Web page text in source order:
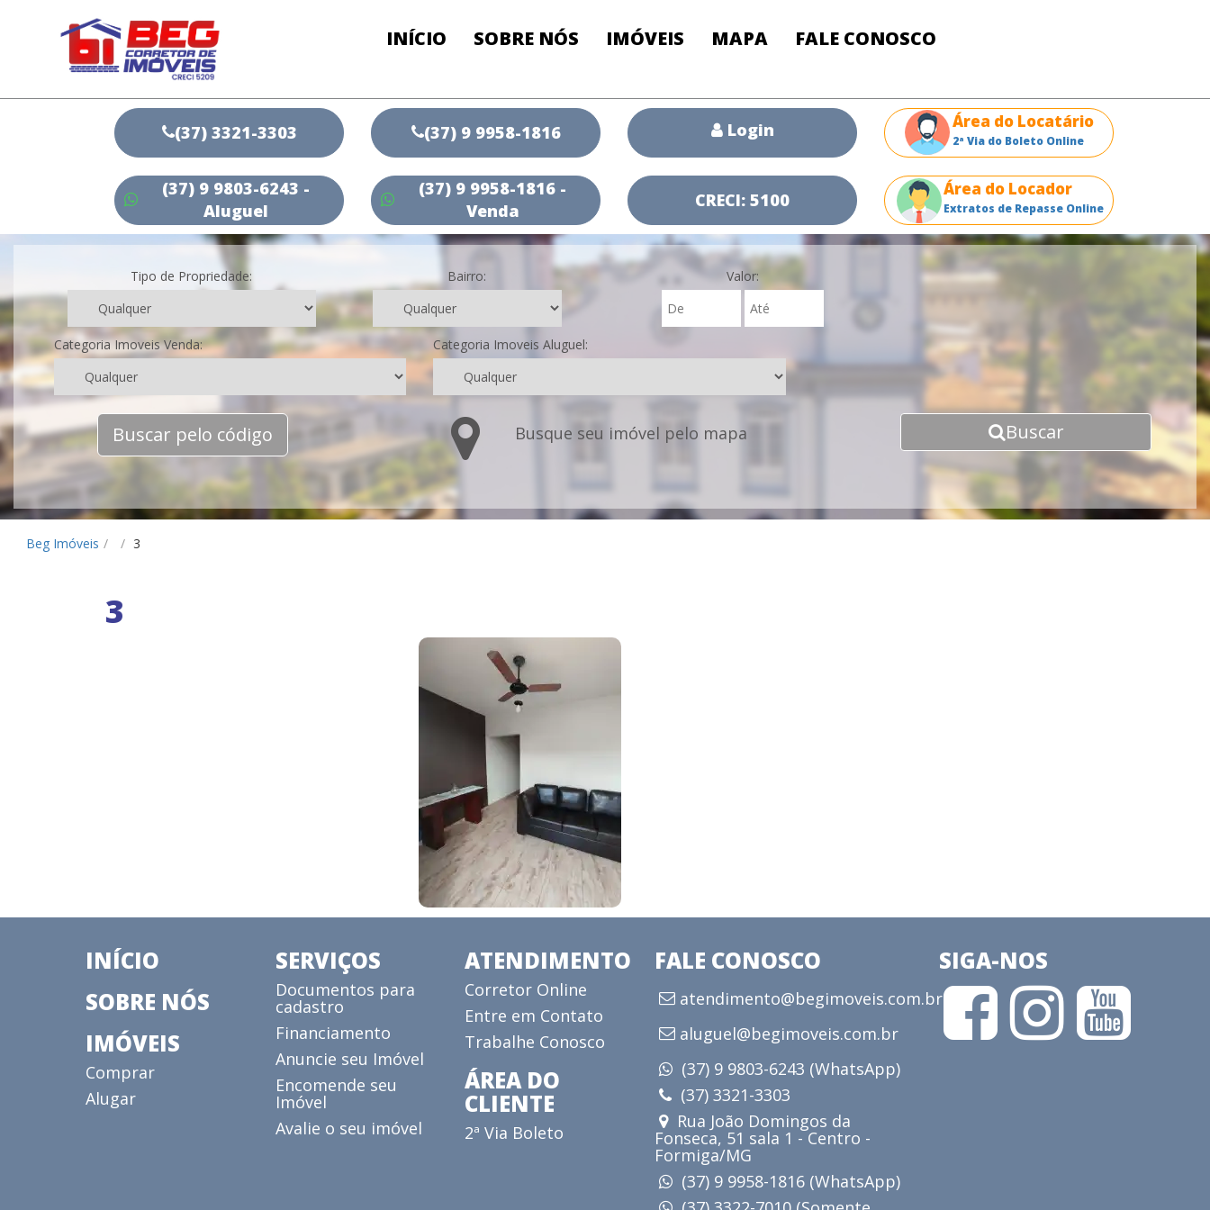
INÍCIO SOBRE NÓS IMÓVEIS MAPA FALE CONOSCO
(37) 3321-3303
(37) 9 9803-6243 -
Aluguel
(37) 9 9958-1816
(37) 9 9958-1816 -
Venda
Login
CRECI: 5100
Área do Locatário
2ª Via do Boleto Online
Área do Locador
Extratos de Repasse Online
Tipo de Propriedade: Bairro: Valor:
Categoria Imoveis Venda: Categoria Imoveis Aluguel:
Buscar pelo código Busque seu imóvel pelo mapa Buscar
Beg Imóveis / / 3
3
INÍCIO
SOBRE NÓS
IMÓVEIS
Comprar
Alugar
SERVIÇOS
Documentos para
cadastro
Financiamento
Anuncie seu Imóvel
Encomende seu
Imóvel
Avalie o seu imóvel
ATENDIMENTO
Corretor Online
Entre em Contato
Trabalhe Conosco
ÁREA DO
CLIENTE
2ª Via Boleto
FALE CONOSCO
atendimento@begimoveis.com.br
aluguel@begimoveis.com.br
(37) 9 9803-6243 (WhatsApp)
(37) 3321-3303
Rua João Domingos da
Fonseca, 51 sala 1 - Centro -
Formiga/MG
(37) 9 9958-1816 (WhatsApp)
SIGA-NOS